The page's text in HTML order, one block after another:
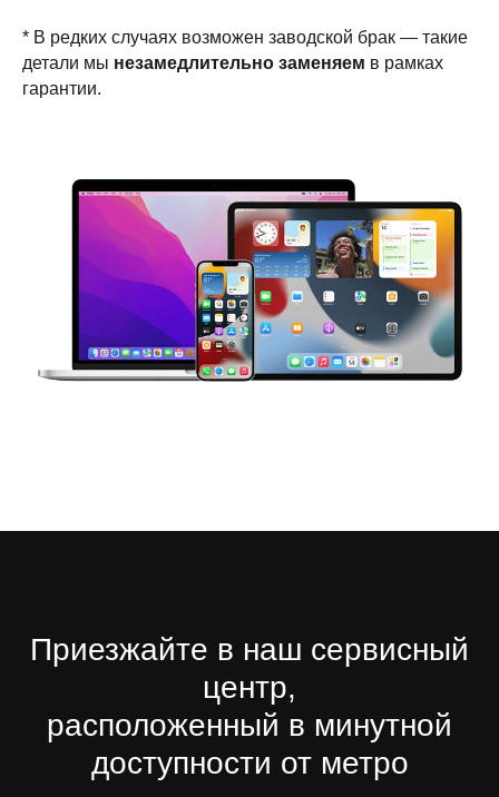
* В редких случаях возможен заводской брак — такие
детали мы незамедлительно заменяем в рамках
гарантии.
Приезжайте в наш сервисный
центр,
расположенный в минутной
доступности от метро